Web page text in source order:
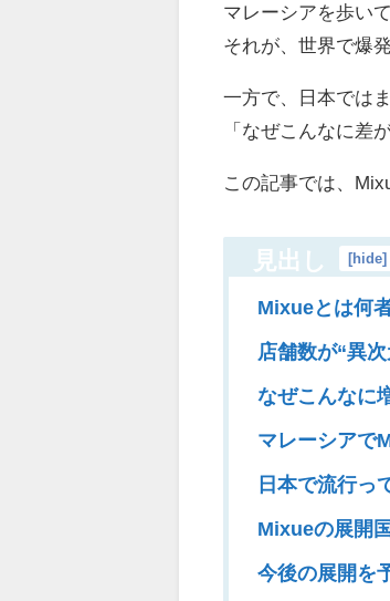
マレーシアを歩い
それが、世界で爆
一方で、日本では
「なぜこんなに差
この記事では、
見出し [hide]
Mixueとは何
店舗数が“異
なぜこんなに
マレーシアで
日本で流行っ
Mixueの展開
今後の展開を